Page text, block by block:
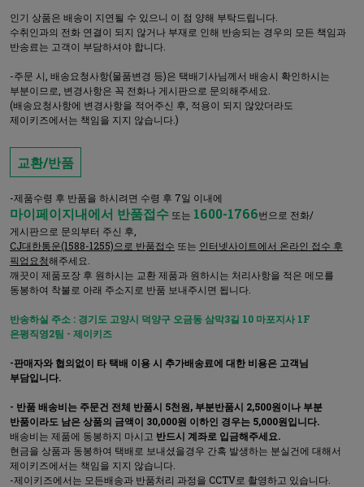
인기 상품은 배송이 지연될 수 있으니 이 점 양해 부탁드립니다.
수취인과의 전화 연결이 되지 않거나 부재로 인해 반송되는 경우의 모든 책임과
반송료는 고객이 부담하셔야 합니다.
-주문 시, 배송요청사항(물품변경 등)은 택배기사님께서 배송시 확인하시는
부분이므로, 변경사항은 꼭 전화나 게시판으로 문의해주세요.
(배송요청사항에 변경사항을 적어주신 후, 적용이 되지 않았더라도
제이키즈에서는 책임을 지지 않습니다.)
교환/반품
-제품수령 후 반품을 하시려면 수령 후 7일 이내에
마이페이지내에서 반품접수 또는 1600-1766번으로 전화/
게시판으로 문의부터 주신 후,
CJ대한통운(1588-1255)으로 반품접수 또는 인터넷사이트에서 온라인 접수 후
픽업요청해주세요.
깨끗이 제품포장 후 원하시는 교환 제품과 원하시는 처리사항을 적은 메모를
동봉하여 착불로 아래 주소지로 반품 보내주시면 됩니다.
반송하실 주소 : 경기도 고양시 덕양구 오금동 삼막3길 10 마포지사 1F
은평직영2팀 - 제이키즈
-판매자와 협의없이 타 택배 이용 시 추가배송료에 대한 비용은 고객님
부담입니다.
- 반품 배송비는 주문건 전체 반품시 5천원, 부분반품시 2,500원이나 부분
반품이라도 남은 상품의 금액이 30,000원 이하인 경우는 5,000원입니다.
배송비는 제품에 동봉하지 마시고 반드시 계좌로 입금해주세요.
현금을 상품과 동봉하여 택배로 보내셨을경우 간혹 발생하는 분실건에 대해서
제이키즈에서는 책임을 지지 않습니다.
-제이키즈에서는 모든배송과 반품처리 과정을 CCTV로 촬영하고 있습니다.